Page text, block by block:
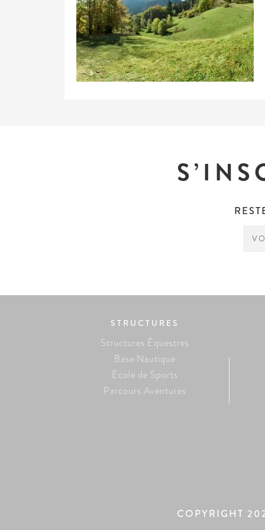
STRUCTURES
Structures Équestres
Base Nautique
École de Sports
Parcours Aventures
COPYRIGHT